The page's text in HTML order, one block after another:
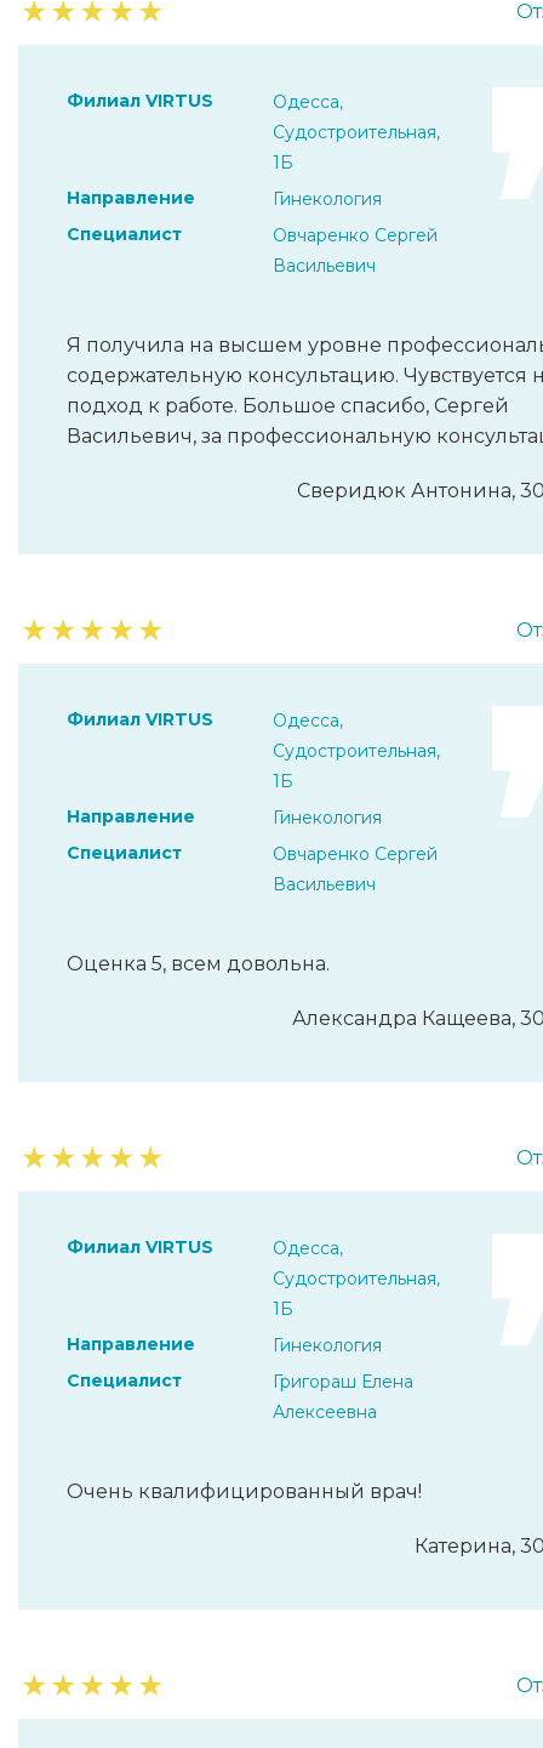
★★★★★
Филиал VIRTUS
Одесса,
Судостроительная,
1Б
Направление
Гинекология
Специалист
Овчаренко Сергей
Васильевич
Я получила на высшем уровне
содержательную консультацию. Чувствуется
подход к работе. Большое спасибо, Сергей
Васильевич, за профессиональную
Сверидюк Антонина,
★★★★★
Филиал VIRTUS
Одесса,
Судостроительная,
1Б
Направление
Гинекология
Специалист
Овчаренко Сергей
Васильевич
Оценка 5, всем довольна.
Александра Кащеева,
★★★★★
Филиал VIRTUS
Одесса,
Судостроительная,
1Б
Направление
Гинекология
Специалист
Григораш Елена
Алексеевна
Очень квалифицированный врач!
Катерина,
★★★★★